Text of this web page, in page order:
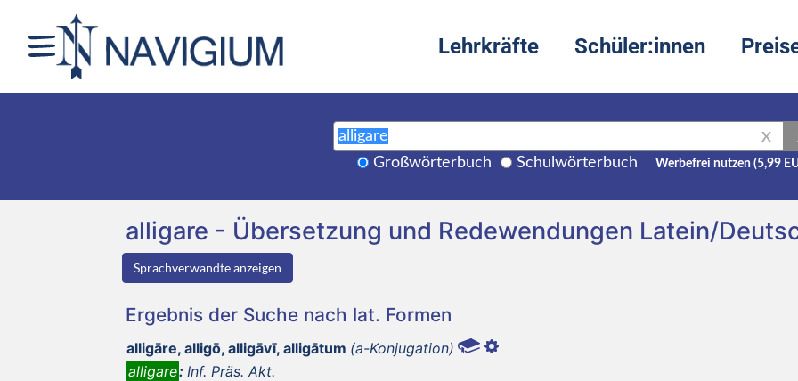
Lehrkräfte Schüler:innen
X
Großwörterbuch Schulwörterbuch Werbefrei nutzen (5,99
alligare - Übersetzung und Redewendungen Latein/
Sprachverwandte anzeigen
Ergebnis der Suche nach lat. Formen
alligāre, alligō, alligāvī, alligātum (a-Konjugation)
alligare: Inf. Präs. Akt.